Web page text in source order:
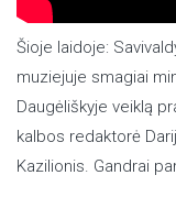
Šioje laidoje:
muziejuje smagiai
Daugėliškyje veiklą
kalbos redaktorė
Kazilionis. Gandrai